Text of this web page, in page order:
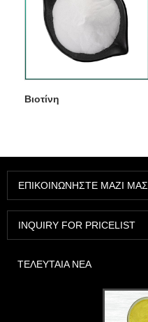
Βιοτίνη
ΕΠΙΚΟΙΝΩΝΉΣΤΕ ΜΑΖΊ ΜΑΣ
INQUIRY FOR PRICELIST
ΤΕΛΕΥΤΑΊΑ ΝΈΑ